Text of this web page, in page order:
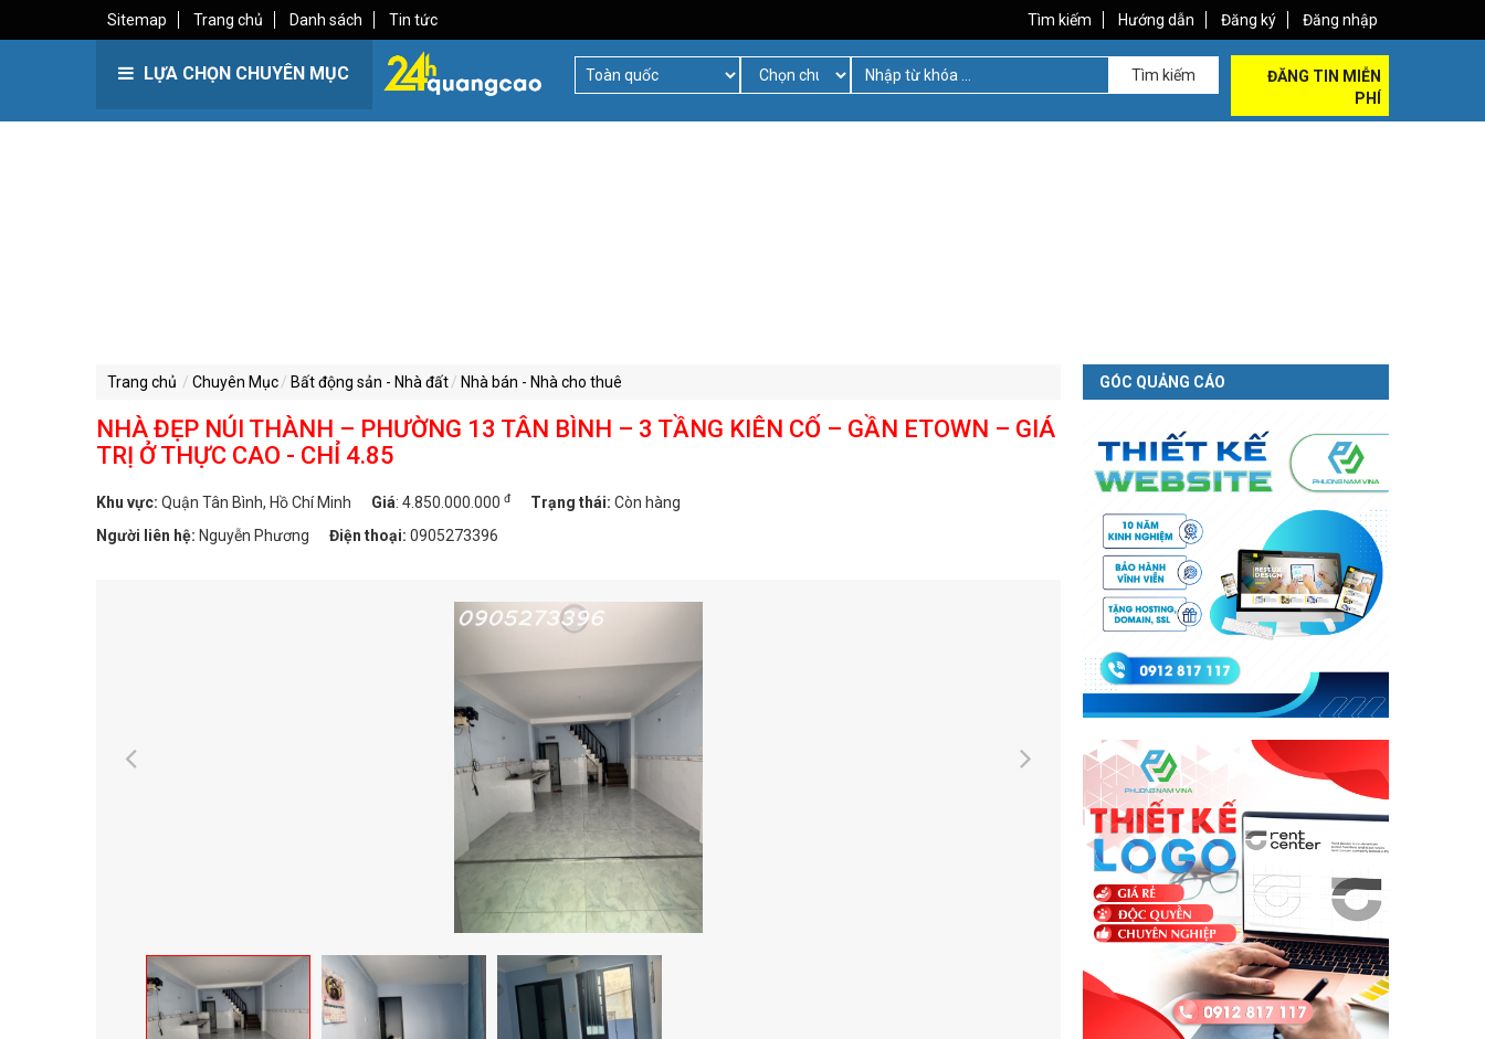
Sitemap Trang chủ Danh sách Tin tức Tìm kiếm Hướng dẫn Đăng ký Đăng nhập
LỰA CHỌN CHUYÊN MỤC Tìm kiếm
ĐĂNG TIN MIỄN
PHÍ
Trang chủ Chuyên Mục Bất động sản - Nhà đất Nhà bán - Nhà cho thuê
NHÀ ĐẸP NÚI THÀNH – PHƯỜNG 13 TÂN BÌNH – 3 TẦNG KIÊN CỐ – GẦN ETOWN – GIÁ
TRỊ Ở THỰC CAO - CHỈ 4.85
Khu vực: Quận Tân Bình, Hồ Chí Minh Giá: 4.850.000.000 đ Trạng thái: Còn hàng
Người liên hệ: Nguyễn Phương Điện thoại: 0905273396
GÓC QUẢNG CÁO